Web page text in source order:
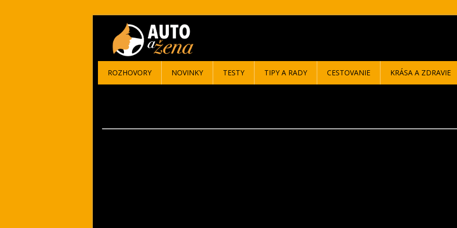
ROZHOVORY NOVINKY TESTY TIPY A RADY CESTOVANIE KRÁSA A ZDRAVIE